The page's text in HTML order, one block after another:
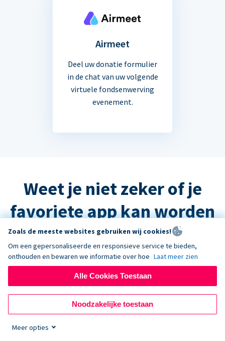
Airmeet
Deel uw donatie formulier
in de chat van uw volgende
virtuele fondsenwerving
evenement.
Weet je niet zeker of je
favoriete app kan worden
geïntegreerd?
Het antwoord is waarschijnlijk ja, maar
neem contact op met de ondersteuning
en we helpen u graag verder!
Zoals de meeste websites gebruiken wij cookies!
Om een gepersonaliseerde en responsieve service te bieden,
onthouden en bewaren we informatie over hoe Laat meer zien
Alle Cookies Toestaan
Noodzakelijke toestaan
Meer opties